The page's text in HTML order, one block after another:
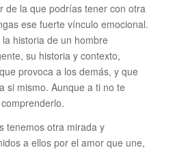
de la que podrías tener con otra
ese fuerte vínculo emocional.
historia de un hombre
su historia y contexto,
provoca a los demás, y que
si mismo. Aunque a ti no te
tenemos otra mirada y
a ellos por el amor que une,